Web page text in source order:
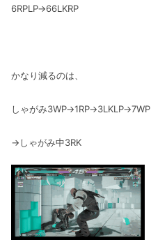
6RPLP→66LKRP
かなり減るのは、
しゃがみ3WP→1RP→3LKLP→7WP
→しゃがみ中3RK